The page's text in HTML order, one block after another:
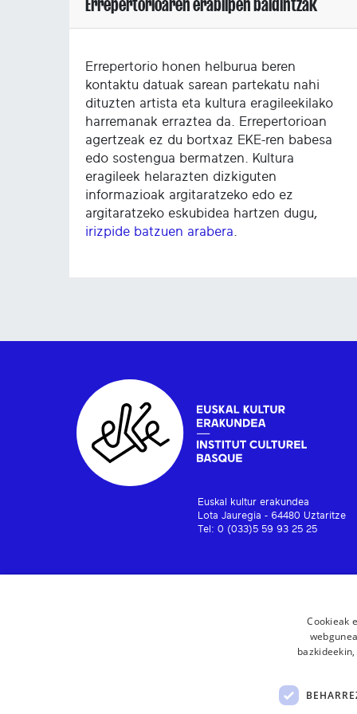
Errepertorioaren erabilpen baldintzak
Errepertorio honen helburua beren
kontaktu datuak sarean partekatu nahi
dituzten artista eta kultura eragileekilako
harremanak erraztea da. Errepertorioan
agertzeak ez du bortxaz EKE-ren babesa
edo sostengua bermatzen. Kultura
eragileek helarazten dizkiguten
informazioak argitaratzeko edo ez
argitaratzeko eskubidea hartzen dugu,
irizpide batzuen arabera
Euskal kultur erakundea
Lota Jauregia - 64480 Uztaritze
Tel: 0 (033)5 59 93 25 25
Cookieak